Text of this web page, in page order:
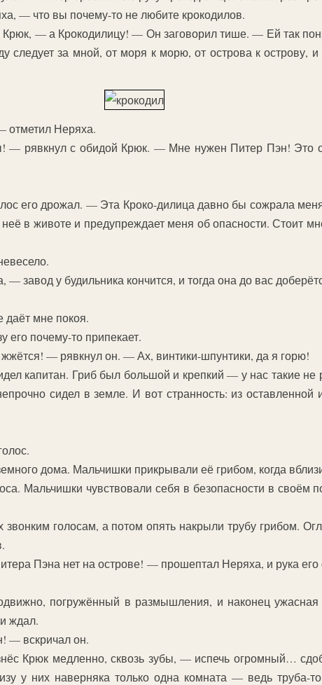
— что вы почему-то не любите крокодилов.
— а Крокодилицу! — Он заговорил тише. — Ей так
следует за мной, от моря к морю, от острова к острову, и
отметил Неряха.
рявкнул с обидой Крюк. — Мне нужен Питер Пэн! Это
его дрожал. — Эта Кроко-дилица давно бы сожрала
в животе и предупреждает меня об опасности. Стоит
завод у будильника кончится, и тогда она до вас
мне покоя.
его почему-то припекает.
— рявкнул он. — Ах, винтики-шпунтики, да я горю!
капитан. Гриб был большой и крепкий — у нас такие не
сидел в земле. И вот странность: из
дома. Мальчишки прикрывали её грибом, когда
Мальчишки чувствовали себя в безопасности в своём
голосам, а потом опять накрыли трубу грибом.
Пэна нет на острове! — прошептал Неряха, и рука его
погружённый в размышления, и наконец ужасная
ждал.
— вскричал он.
Крюк медленно, сквозь зубы, — испечь огромный…
у них наверняка только одна комната — ведь труба-